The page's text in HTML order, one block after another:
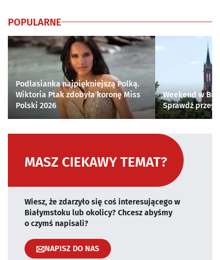
POPULARNE
Podlasianka najpiękniejszą Polką.
Wiktoria Ptak zdobyła koronę Miss
Polski 2026
Weekend w
Sprawdź
MASZ CIEKAWY TEMAT?
Wiesz, że zdarzyło się coś interesującego w
Białymstoku lub okolicy? Chcesz abyśmy
o czymś napisali?
NAPISZ DO NAS